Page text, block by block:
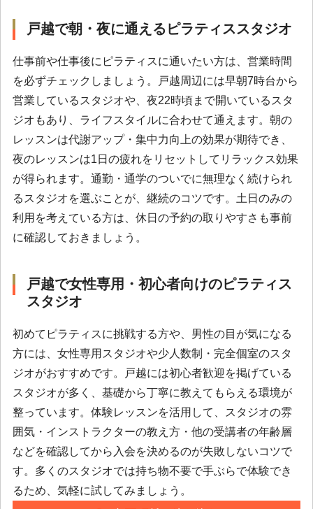
戸越で朝・夜に通えるピラティススタジオ
仕事前や仕事後にピラティスに通いたい方は、営業時間
を必ずチェックしましょう。戸越周辺には早朝7時台から
営業しているスタジオや、夜22時頃まで開いているスタ
ジオもあり、ライフスタイルに合わせて通えます。朝の
レッスンは代謝アップ・集中力向上の効果が期待でき、
夜のレッスンは1日の疲れをリセットしてリラックス効果
が得られます。通勤・通学のついでに無理なく続けられ
るスタジオを選ぶことが、継続のコツです。土日のみの
利用を考えている方は、休日の予約の取りやすさも事前
に確認しておきましょう。
戸越で女性専用・初心者向けのピラティス
スタジオ
初めてピラティスに挑戦する方や、男性の目が気になる
方には、女性専用スタジオや少人数制・完全個室のスタ
ジオがおすすめです。戸越には初心者歓迎を掲げている
スタジオが多く、基礎から丁寧に教えてもらえる環境が
整っています。体験レッスンを活用して、スタジオの雰
囲気・インストラクターの教え方・他の受講者の年齢層
などを確認してから入会を決めるのが失敗しないコツで
す。多くのスタジオでは持ち物不要で手ぶらで体験でき
るため、気軽に試してみましょう。